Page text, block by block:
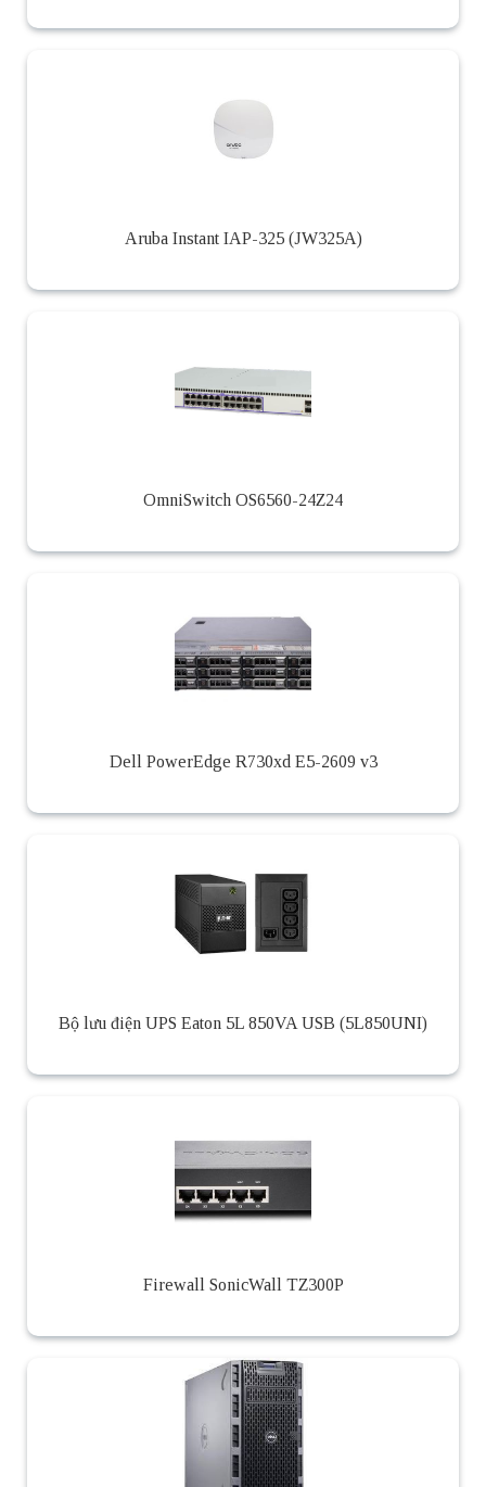
Aruba Instant IAP-325 (JW325A)
OmniSwitch OS6560-24Z24
Dell PowerEdge R730xd E5-2609 v3
Bộ lưu điện UPS Eaton 5L 850VA USB (5L850UNI)
Firewall SonicWall TZ300P